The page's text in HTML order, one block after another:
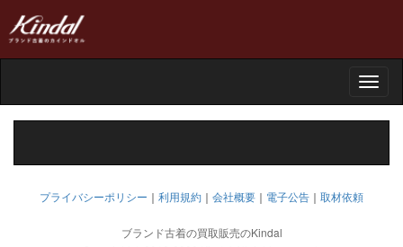
Toggle
プライバシーポリシー ｜ 利用規約 ｜ 会社概要 ｜ 電子公告 ｜ 取材依頼
ブランド古着の買取販売のKindal